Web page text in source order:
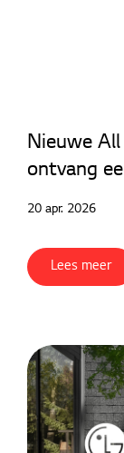
Nieuwe
ontvang
20 apr. 2026
Lees meer